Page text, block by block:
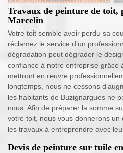
Travaux de peinture de toit,
Marcelin
Votre toit semble avoir perdu sa
réclamez le service d’un
dégradation peut dégrader le
confiance à notre entreprise grâce
mettront en œuvre
longtemps, nous ne cessons
les habitants de Buzignargues ne
nous. Afin de préparer la somme
votre toit, nous vous donnerons
les travaux à entreprendre avec
Devis de peinture sur tuile